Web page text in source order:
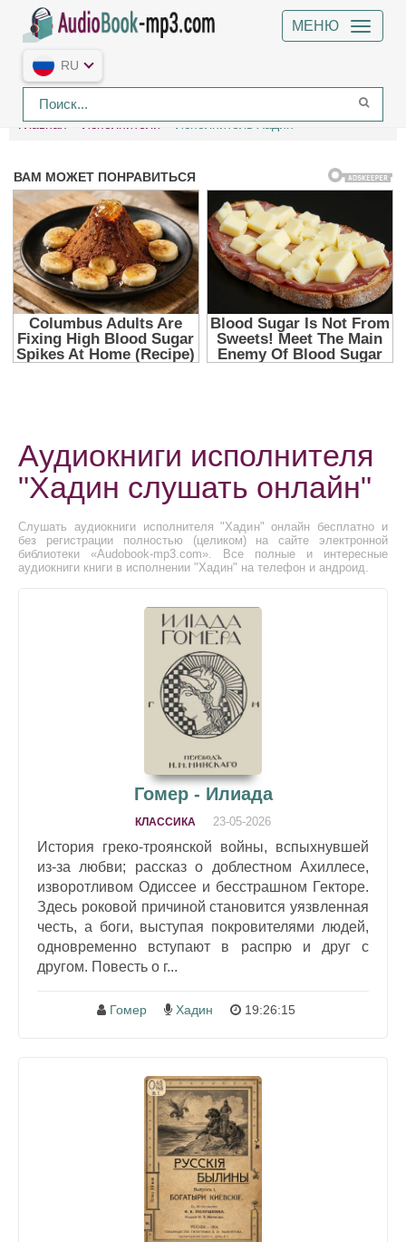
МЕНЮ
RU
Главная Исполнители Исполнитель Хадин
Аудиокниги исполнителя
"Хадин слушать онлайн"
Слушать аудиокниги исполнителя "Хадин" онлайн бесплатно и
без регистрации полностью (целиком) на сайте электронной
библиотеки «Audobook-mp3.com». Все полные и интересные
аудиокниги книги в исполнении "Хадин" на телефон и андроид.
Гомер - Илиада
КЛАССИКА 23-05-2026
История греко-троянской войны, вспыхнувшей
из-за любви; рассказ о доблестном Ахиллесе,
изворотливом Одиссее и бесстрашном Гекторе.
Здесь роковой причиной становится уязвленная
честь, а боги, выступая покровителями людей,
одновременно вступают в распрю и друг с
другом. Повесть о г...
Гомер Хадин 19:26:15